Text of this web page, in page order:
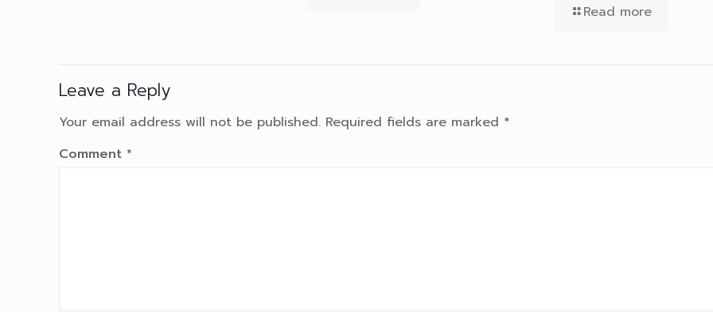
Read more
Leave a Reply
Your email address will not be published. Required fields are marked *
Comment *